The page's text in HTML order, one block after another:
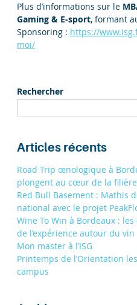
Plus d’informations sur le
Gaming & E-sport, formant
Sponsoring : https://
moi/
Rechercher
Articles récents
Road Trip œnologique à
plongent au cœur de la
Red Bull Basement : Mathis
national avec le projet
Wine To Win à Bordeaux :
de l’expérience autour du vin
Mon master à l’ISG
Printemps de l’Orientation
campus